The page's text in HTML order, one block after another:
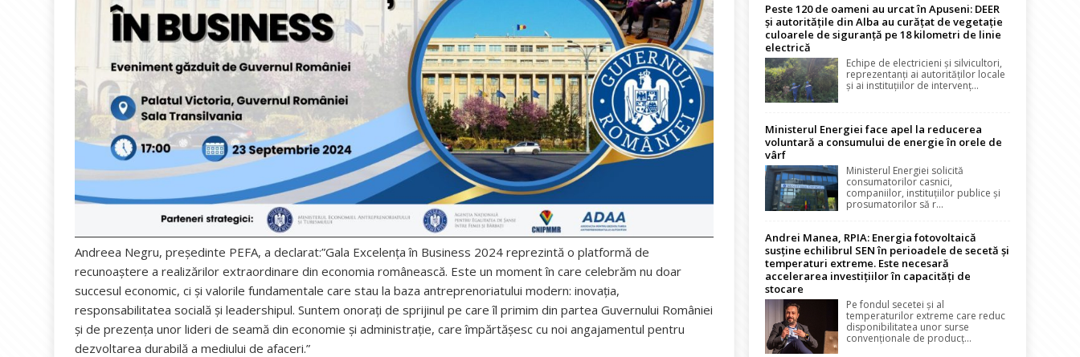
Andreea Negru, președinte PEFA, a declarat:”Gala Excelența în Business 2024 reprezintă o platformă de
recunoaștere a realizărilor extraordinare din economia românească. Este un moment în care celebrăm nu doar
succesul economic, ci și valorile fundamentale care stau la baza antreprenoriatului modern: inovația,
responsabilitatea socială și leadershipul. Suntem onorați de sprijinul pe care îl primim din partea Guvernului României
și de prezența unor lideri de seamă din economie și administrație, care împărtășesc cu noi angajamentul pentru
dezvoltarea durabilă a mediului de afaceri.”
Peste 120 de oameni au urcat în Apuseni: DEER
și autoritățile din Alba au curățat de vegetație
culoarele de siguranță pe 18 kilometri de linie
electrică
Echipe de electricieni și silvicultori,
reprezentanți ai autorităților locale
și ai instituțiilor de intervenț...
Ministerul Energiei face apel la reducerea
voluntară a consumului de energie în orele de
vârf
Ministerul Energiei solicită
consumatorilor casnici,
companiilor, instituțiilor publice și
prosumatorilor să r...
Andrei Manea, RPIA: Energia fotovoltaică
susține echilibrul SEN în perioadele de secetă și
temperaturi extreme. Este necesară
accelerarea investițiilor în capacități de
stocare
Pe fondul secetei și al
temperaturilor extreme care reduc
disponibilitatea unor surse
convenționale de producț...